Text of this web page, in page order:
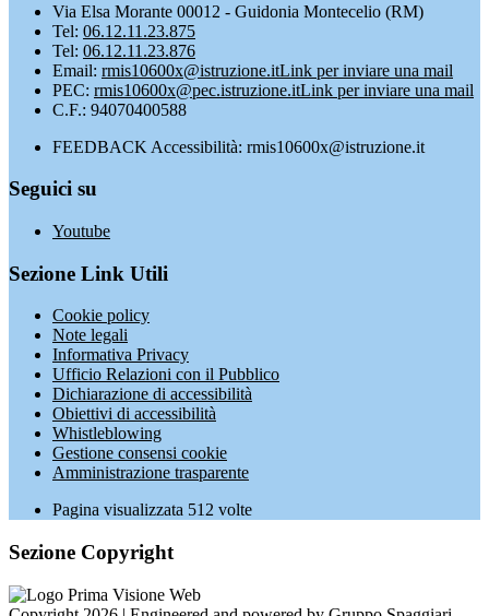
Via Elsa Morante 00012 - Guidonia Montecelio (RM)
Tel: 06.12.11.23.875
Tel: 06.12.11.23.876
Email: rmis10600x@istruzione.itLink per inviare una mail
PEC: rmis10600x@pec.istruzione.itLink per inviare una mail
C.F.: 94070400588
FEEDBACK Accessibilità: rmis10600x@istruzione.it
Seguici su
Youtube
Sezione Link Utili
Cookie policy
Note legali
Informativa Privacy
Ufficio Relazioni con il Pubblico
Dichiarazione di accessibilità
Obiettivi di accessibilità
Whistleblowing
Gestione consensi cookie
Amministrazione trasparente
Pagina visualizzata 512 volte
Sezione Copyright